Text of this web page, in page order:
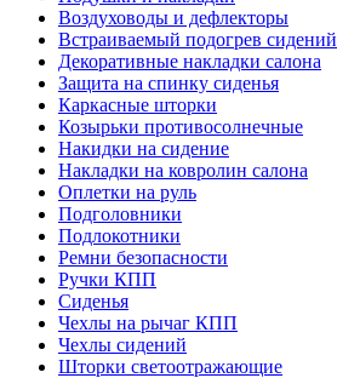
Воздуховоды и дефлекторы
Встраиваемый подогрев сидений
Декоративные накладки салона
Защита на спинку сиденья
Каркасные шторки
Козырьки противосолнечные
Накидки на сидение
Накладки на ковролин салона
Оплетки на руль
Подголовники
Подлокотники
Ремни безопасности
Ручки КПП
Сиденья
Чехлы на рычаг КПП
Чехлы сидений
Шторки светоотражающие